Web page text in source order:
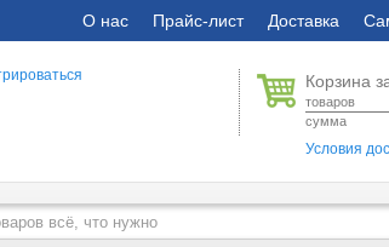
О нас Прайс-лист Доставка
Корзина
товаров
сумма
Условия